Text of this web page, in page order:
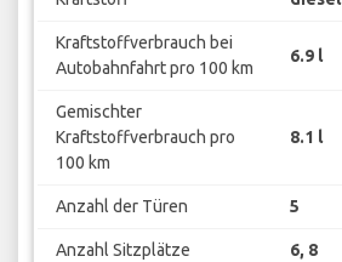
Kraftstoffverbrauch bei
Autobahnfahrt pro 100 km
6.9 l
Gemischter
Kraftstoffverbrauch pro
100 km
8.1 l
Anzahl der Türen 5
Anzahl Sitzplätze 6, 8